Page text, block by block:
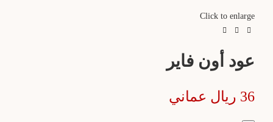
Click to enlarge
عود أون فاير
36 ريال عماني